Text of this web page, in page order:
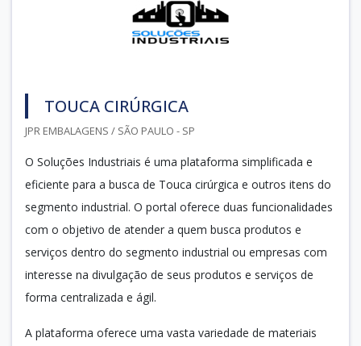
TOUCA CIRÚRGICA
JPR EMBALAGENS / SÃO PAULO - SP
O Soluções Industriais é uma plataforma simplificada e
eficiente para a busca de Touca cirúrgica e outros itens do
segmento industrial. O portal oferece duas funcionalidades
com o objetivo de atender a quem busca produtos e
serviços dentro do segmento industrial ou empresas com
interesse na divulgação de seus produtos e serviços de
forma centralizada e ágil.
A plataforma oferece uma vasta variedade de materiais